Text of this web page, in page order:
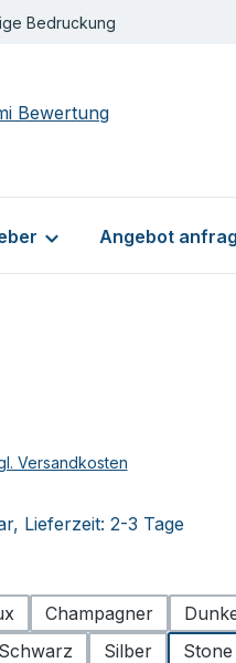
Bedruckung
Angebot
Versandkosten
Lieferzeit: 2-3 Tage
Champagner
Schwarz Silber Stone